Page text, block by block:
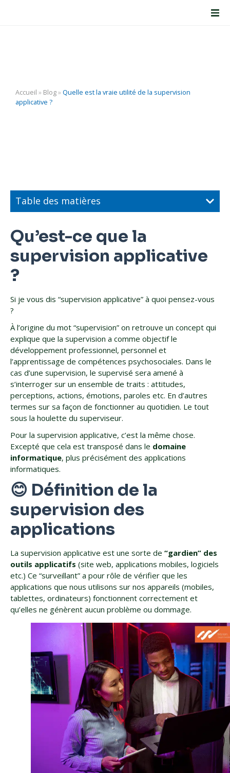
Accueil » Blog»Quelle est la vraie utilité de la supervision
applicative ?
Table des matières
Qu’est-ce que la
supervision applicative
?
Si je vous dis “supervision applicative” à quoi pensez-vous
?
À l’origine du mot “supervision” on retrouve un concept qui
explique que la supervision a comme objectif le
développement professionnel, personnel et
l’apprentissage de compétences psychosociales. Dans le
cas d’une supervision, le supervisé sera amené à
s’interroger sur un ensemble de traits : attitudes,
perceptions, actions, émotions, paroles etc. En d’autres
termes sur sa façon de fonctionner au quotidien. Le tout
sous la houlette du superviseur.
Pour la supervision applicative, c’est la même chose.
Excepté que cela est transposé dans le domaine
informatique, plus précisément des applications
informatiques.
😊 Définition de la
supervision des
applications
La supervision applicative est une sorte de “gardien” des
outils applicatifs (site web, applications mobiles, logiciels
etc.) Ce “surveillant” a pour rôle de vérifier que les
applications que nous utilisons sur nos appareils (mobiles,
tablettes, ordinateurs) fonctionnent correctement et
qu’elles ne génèrent aucun problème ou dommage.